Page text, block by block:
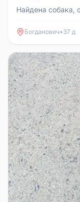
Найдена собака,
Богданович• 37 д